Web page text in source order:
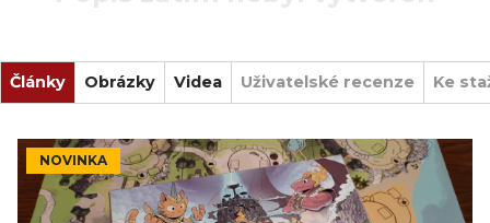
Články Obrázky Videa Uživatelské recenze Ke
NOVINKA